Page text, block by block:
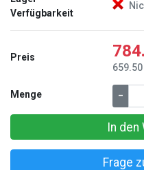
Verfügbarkeit
Preis
Menge –
In den
Frage